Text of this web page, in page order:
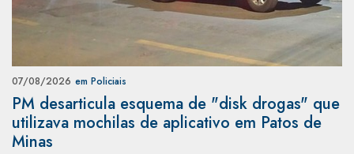
07/08/2026 em Policiais
PM desarticula esquema de "disk drogas" que
utilizava mochilas de aplicativo em Patos de
Minas